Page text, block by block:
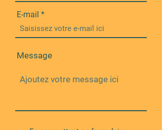
E-mail
Message